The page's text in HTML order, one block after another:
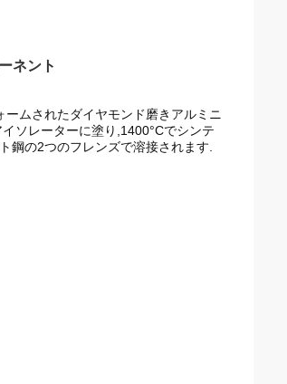
ネント
ムされたダイヤモンド磨きアルミニ
ソレーターに塗り,1400°Cでシンテ
鋼の2つのフレンズで溶接されます.